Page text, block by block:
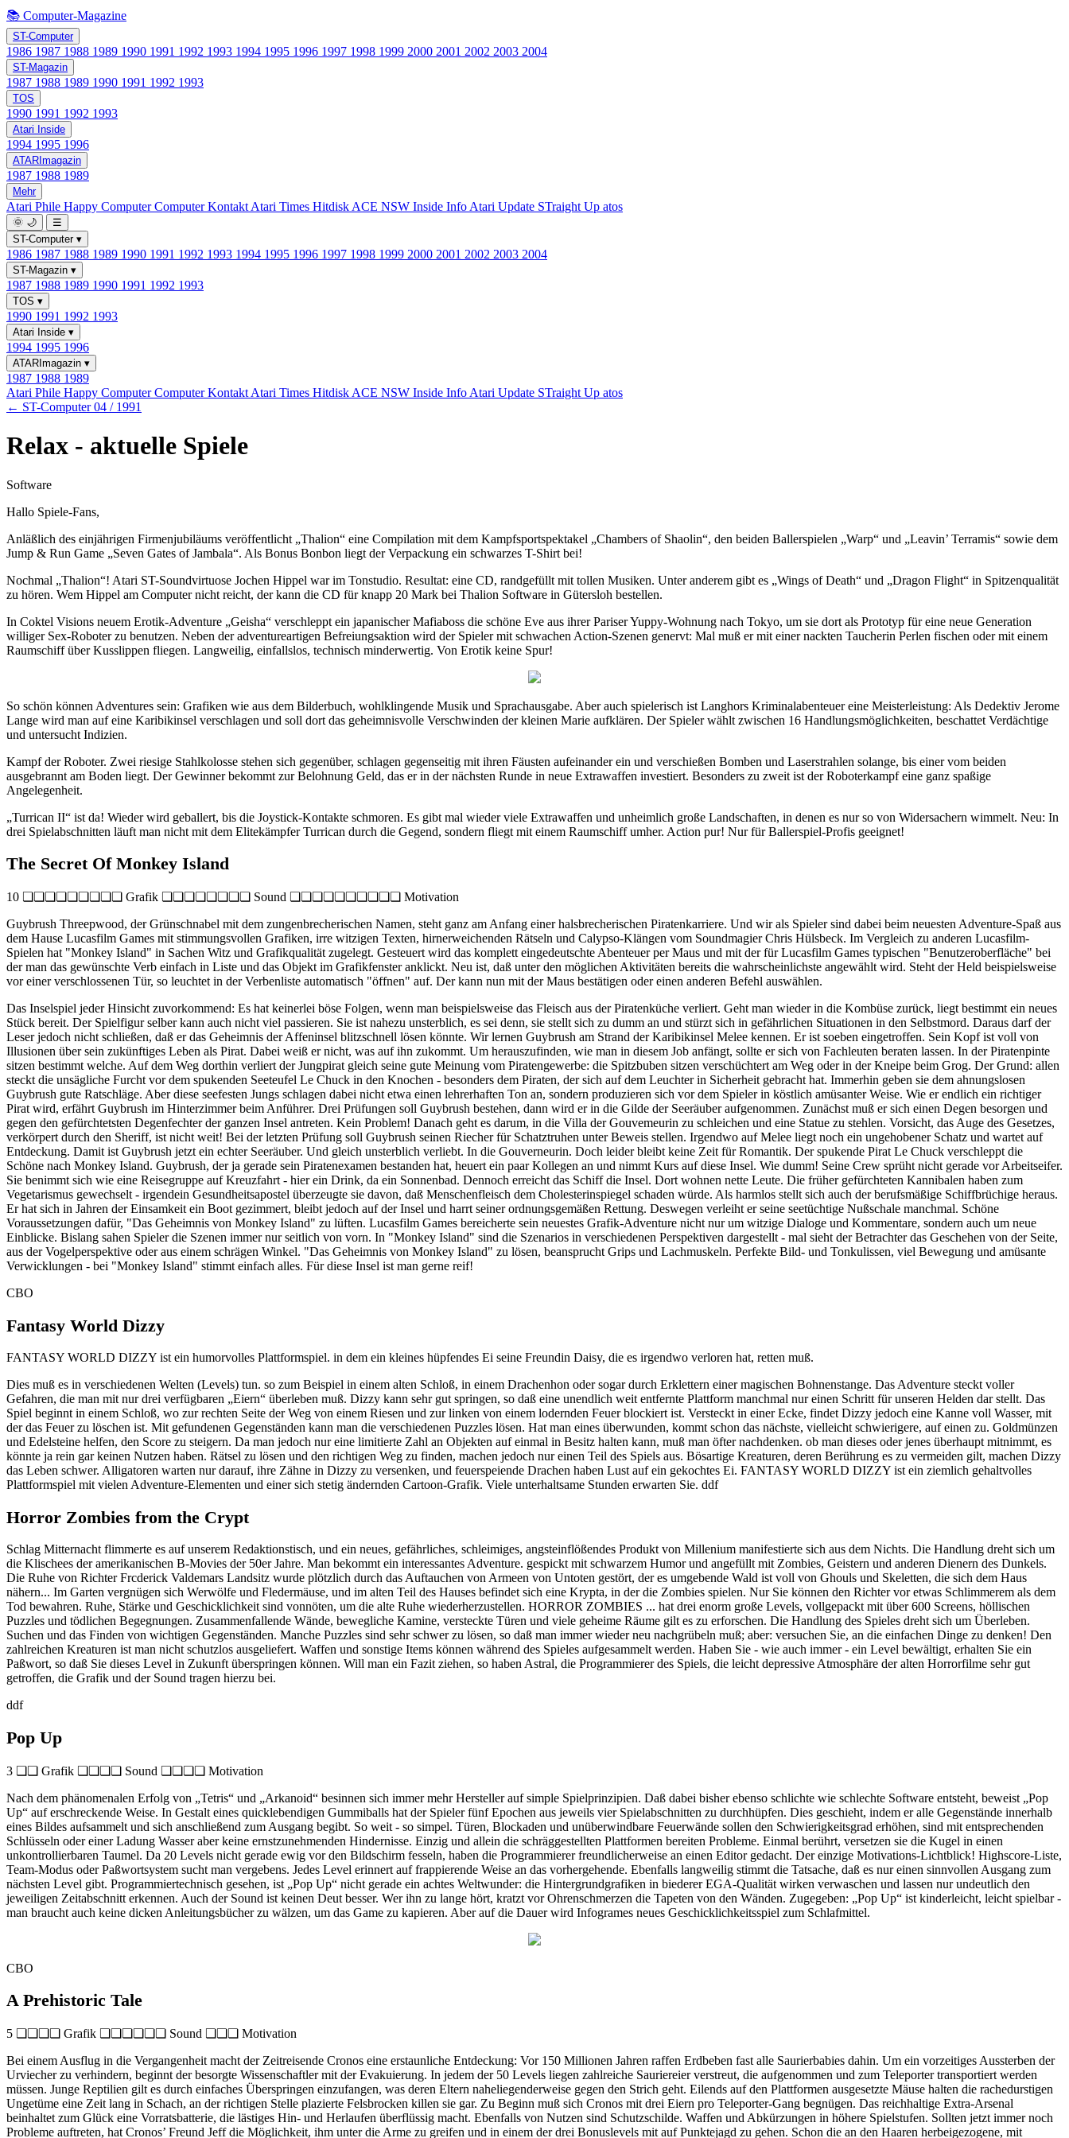
📚 Computer-Magazine
ST-Computer
1986 1987 1988 1989 1990 1991 1992 1993 1994 1995 1996 1997 1998 1999 2000 2001 2002 2003 2004
ST-Magazin
1987 1988 1989 1990 1991 1992 1993
TOS
1990 1991 1992 1993
Atari Inside
1994 1995 1996
ATARImagazin
1987 1988 1989
Mehr
Atari Phile Happy ComputerComputer Kontakt Atari Times Hitdisk ACE NSW Inside Info Atari Update STraight Up atos
🌞 🌙
☰
ST-Computer ▾
1986 1987 1988 1989 1990 1991 1992 1993 1994 1995 1996 1997 1998 1999 2000 2001 2002 2003 2004
ST-Magazin ▾
1987 1988 1989 1990 1991 1992 1993
TOS ▾
1990 1991 1992 1993
Atari Inside ▾
1994 1995 1996
ATARImagazin ▾
1987 1988 1989
Atari Phile Happy ComputerComputer Kontakt Atari Times Hitdisk ACE NSW Inside Info Atari Update STraight Up atos
← ST-Computer 04 / 1991
Relax - aktuelle Spiele
Software
Hallo Spiele-Fans,
Anläßlich des einjährigen Firmenjubiläums veröffentlicht „Thalion“ eine Compilation mit dem Kampfsportspektakel „Chambers of Shaolin“, den beiden Ballerspielen „Warp“ und „Leavin’ Terramis“ sowie dem
Jump & Run Game „Seven Gates of Jambala“. Als Bonus Bonbon liegt der Verpackung ein schwarzes T-Shirt bei!
Nochmal „Thalion“! Atari ST-Soundvirtuose Jochen Hippel war im Tonstudio. Resultat: eine CD, randgefüllt mit tollen Musiken. Unter anderem gibt es „Wings of Death“ und „Dragon Flight“ in Spitzenqualität
zu hören. Wem Hippel am Computer nicht reicht, der kann die CD für knapp 20 Mark bei Thalion Software in Gütersloh bestellen.
In Coktel Visions neuem Erotik-Adventure „Geisha“ verschleppt ein japanischer Mafiaboss die schöne Eve aus ihrer Pariser Yuppy-Wohnung nach Tokyo, um sie dort als Prototyp für eine neue Generation
williger Sex-Roboter zu benutzen. Neben der adventureartigen Befreiungsaktion wird der Spieler mit schwachen Action-Szenen genervt: Mal muß er mit einer nackten Taucherin Perlen fischen oder mit einem
Raumschiff über Kusslippen fliegen. Langweilig, einfallslos, technisch minderwertig. Von Erotik keine Spur!
So schön können Adventures sein: Grafiken wie aus dem Bilderbuch, wohlklingende Musik und Sprachausgabe. Aber auch spielerisch ist Langhors Kriminalabenteuer eine Meisterleistung: Als Dedektiv Jerome
Lange wird man auf eine Karibikinsel verschlagen und soll dort das geheimnisvolle Verschwinden der kleinen Marie aufklären. Der Spieler wählt zwischen 16 Handlungsmöglichkeiten, beschattet Verdächtige
und untersucht Indizien.
Kampf der Roboter. Zwei riesige Stahlkolosse stehen sich gegenüber, schlagen gegenseitig mit ihren Fäusten aufeinander ein und verschießen Bomben und Laserstrahlen solange, bis einer vom beiden
ausgebrannt am Boden liegt. Der Gewinner bekommt zur Belohnung Geld, das er in der nächsten Runde in neue Extrawaffen investiert. Besonders zu zweit ist der Roboterkampf eine ganz spaßige
Angelegenheit.
„Turrican II“ ist da! Wieder wird geballert, bis die Joystick-Kontakte schmoren. Es gibt mal wieder viele Extrawaffen und unheimlich große Landschaften, in denen es nur so von Widersachern wimmelt. Neu: In
drei Spielabschnitten läuft man nicht mit dem Elitekämpfer Turrican durch die Gegend, sondern fliegt mit einem Raumschiff umher. Action pur! Nur für Ballerspiel-Profis geeignet!
The Secret Of Monkey Island
10 ❏❏❏❏❏❏❏❏❏ Grafik ❏❏❏❏❏❏❏❏ Sound ❏❏❏❏❏❏❏❏❏❏ Motivation
Guybrush Threepwood, der Grünschnabel mit dem zungenbrecherischen Namen, steht ganz am Anfang einer halsbrecherischen Piratenkarriere. Und wir als Spieler sind dabei beim neuesten Adventure-Spaß aus
dem Hause Lucasfilm Games mit stimmungsvollen Grafiken, irre witzigen Texten, hirnerweichenden Rätseln und Calypso-Klängen vom Soundmagier Chris Hülsbeck. Im Vergleich zu anderen Lucasfilm-
Spielen hat "Monkey Island" in Sachen Witz und Grafikqualität zugelegt. Gesteuert wird das komplett eingedeutschte Abenteuer per Maus und mit der für Lucasfilm Games typischen "Benutzeroberfläche" bei
der man das gewünschte Verb einfach in Liste und das Objekt im Grafikfenster anklickt. Neu ist, daß unter den möglichen Aktivitäten bereits die wahrscheinlichste angewählt wird. Steht der Held beispielsweise
vor einer verschlossenen Tür, so leuchtet in der Verbenliste automatisch "öffnen" auf. Der kann nun mit der Maus bestätigen oder einen anderen Befehl auswählen.
Das Inselspiel jeder Hinsicht zuvorkommend: Es hat keinerlei böse Folgen, wenn man beispielsweise das Fleisch aus der Piratenküche verliert. Geht man wieder in die Kombüse zurück, liegt bestimmt ein neues
Stück bereit. Der Spielfigur selber kann auch nicht viel passieren. Sie ist nahezu unsterblich, es sei denn, sie stellt sich zu dumm an und stürzt sich in gefährlichen Situationen in den Selbstmord. Daraus darf der
Leser jedoch nicht schließen, daß er das Geheimnis der Affeninsel blitzschnell lösen könnte. Wir lernen Guybrush am Strand der Karibikinsel Melee kennen. Er ist soeben eingetroffen. Sein Kopf ist voll von
Illusionen über sein zukünftiges Leben als Pirat. Dabei weiß er nicht, was auf ihn zukommt. Um herauszufinden, wie man in diesem Job anfängt, sollte er sich von Fachleuten beraten lassen. In der Piratenpinte
sitzen bestimmt welche. Auf dem Weg dorthin verliert der Jungpirat gleich seine gute Meinung vom Piratengewerbe: die Spitzbuben sitzen verschüchtert am Weg oder in der Kneipe beim Grog. Der Grund: allen
steckt die unsägliche Furcht vor dem spukenden Seeteufel Le Chuck in den Knochen - besonders dem Piraten, der sich auf dem Leuchter in Sicherheit gebracht hat. Immerhin geben sie dem ahnungslosen
Guybrush gute Ratschläge. Aber diese seefesten Jungs schlagen dabei nicht etwa einen lehrerhaften Ton an, sondern produzieren sich vor dem Spieler in köstlich amüsanter Weise. Wie er endlich ein richtiger
Pirat wird, erfährt Guybrush im Hinterzimmer beim Anführer. Drei Prüfungen soll Guybrush bestehen, dann wird er in die Gilde der Seeräuber aufgenommen. Zunächst muß er sich einen Degen besorgen und
gegen den gefürchtetsten Degenfechter der ganzen Insel antreten. Kein Problem! Danach geht es darum, in die Villa der Gouvemeurin zu schleichen und eine Statue zu stehlen. Vorsicht, das Auge des Gesetzes,
verkörpert durch den Sheriff, ist nicht weit! Bei der letzten Prüfung soll Guybrush seinen Riecher für Schatztruhen unter Beweis stellen. Irgendwo auf Melee liegt noch ein ungehobener Schatz und wartet auf
Entdeckung. Damit ist Guybrush jetzt ein echter Seeräuber. Und gleich unsterblich verliebt. In die Gouverneurin. Doch leider bleibt keine Zeit für Romantik. Der spukende Pirat Le Chuck verschleppt die
Schöne nach Monkey Island. Guybrush, der ja gerade sein Piratenexamen bestanden hat, heuert ein paar Kollegen an und nimmt Kurs auf diese Insel. Wie dumm! Seine Crew sprüht nicht gerade vor Arbeitseifer.
Sie benimmt sich wie eine Reisegruppe auf Kreuzfahrt - hier ein Drink, da ein Sonnenbad. Dennoch erreicht das Schiff die Insel. Dort wohnen nette Leute. Die früher gefürchteten Kannibalen haben zum
Vegetarismus gewechselt - irgendein Gesundheitsapostel überzeugte sie davon, daß Menschenfleisch dem Cholesterinspiegel schaden würde. Als harmlos stellt sich auch der berufsmäßige Schiffbrüchige heraus.
Er hat sich in Jahren der Einsamkeit ein Boot gezimmert, bleibt jedoch auf der Insel und harrt seiner ordnungsgemäßen Rettung. Deswegen verleiht er seine seetüchtige Nußschale manchmal. Schöne
Voraussetzungen dafür, "Das Geheimnis von Monkey Island" zu lüften. Lucasfilm Games bereicherte sein neuestes Grafik-Adventure nicht nur um witzige Dialoge und Kommentare, sondern auch um neue
Einblicke. Bislang sahen Spieler die Szenen immer nur seitlich von vorn. In "Monkey Island" sind die Szenarios in verschiedenen Perspektiven dargestellt - mal sieht der Betrachter das Geschehen von der Seite,
aus der Vogelperspektive oder aus einem schrägen Winkel. "Das Geheimnis von Monkey Island" zu lösen, beansprucht Grips und Lachmuskeln. Perfekte Bild- und Tonkulissen, viel Bewegung und amüsante
Verwicklungen - bei "Monkey Island" stimmt einfach alles. Für diese Insel ist man gerne reif!
CBO
Fantasy World Dizzy
FANTASY WORLD DIZZY ist ein humorvolles Plattformspiel. in dem ein kleines hüpfendes Ei seine Freundin Daisy, die es irgendwo verloren hat, retten muß.
Dies muß es in verschiedenen Welten (Levels) tun. so zum Beispiel in einem alten Schloß, in einem Drachenhon oder sogar durch Erklettern einer magischen Bohnenstange. Das Adventure steckt voller
Gefahren, die man mit nur drei verfügbaren „Eiern“ überleben muß. Dizzy kann sehr gut springen, so daß eine unendlich weit entfernte Plattform manchmal nur einen Schritt für unseren Helden dar stellt. Das
Spiel beginnt in einem Schloß, wo zur rechten Seite der Weg von einem Riesen und zur linken von einem lodernden Feuer blockiert ist. Versteckt in einer Ecke, findet Dizzy jedoch eine Kanne voll Wasser, mit
der das Feuer zu löschen ist. Mit gefundenen Gegenständen kann man die verschiedenen Puzzles lösen. Hat man eines überwunden, kommt schon das nächste, vielleicht schwierigere, auf einen zu. Goldmünzen
und Edelsteine helfen, den Score zu steigern. Da man jedoch nur eine limitierte Zahl an Objekten auf einmal in Besitz halten kann, muß man öfter nachdenken. ob man dieses oder jenes überhaupt mitnimmt, es
könnte ja rein gar keinen Nutzen haben. Rätsel zu lösen und den richtigen Weg zu finden, machen jedoch nur einen Teil des Spiels aus. Bösartige Kreaturen, deren Berührung es zu vermeiden gilt, machen Dizzy
das Leben schwer. Alligatoren warten nur darauf, ihre Zähne in Dizzy zu versenken, und feuerspeiende Drachen haben Lust auf ein gekochtes Ei. FANTASY WORLD DIZZY ist ein ziemlich gehaltvolles
Plattformspiel mit vielen Adventure-Elementen und einer sich stetig ändernden Cartoon-Grafik. Viele unterhaltsame Stunden erwarten Sie. ddf
Horror Zombies from the Crypt
Schlag Mitternacht flimmerte es auf unserem Redaktionstisch, und ein neues, gefährliches, schleimiges, angsteinflößendes Produkt von Millenium manifestierte sich aus dem Nichts. Die Handlung dreht sich um
die Klischees der amerikanischen B-Movies der 50er Jahre. Man bekommt ein interessantes Adventure. gespickt mit schwarzem Humor und angefüllt mit Zombies, Geistern und anderen Dienern des Dunkels.
Die Ruhe von Richter Frcderick Valdemars Landsitz wurde plötzlich durch das Auftauchen von Armeen von Untoten gestört, der es umgebende Wald ist voll von Ghouls und Skeletten, die sich dem Haus
nähern... Im Garten vergnügen sich Werwölfe und Fledermäuse, und im alten Teil des Hauses befindet sich eine Krypta, in der die Zombies spielen. Nur Sie können den Richter vor etwas Schlimmerem als dem
Tod bewahren. Ruhe, Stärke und Geschicklichkeit sind vonnöten, um die alte Ruhe wiederherzustellen. HORROR ZOMBIES ... hat drei enorm große Levels, vollgepackt mit über 600 Screens, höllischen
Puzzles und tödlichen Begegnungen. Zusammenfallende Wände, bewegliche Kamine, versteckte Türen und viele geheime Räume gilt es zu erforschen. Die Handlung des Spieles dreht sich um Überleben.
Suchen und das Finden von wichtigen Gegenständen. Manche Puzzles sind sehr schwer zu lösen, so daß man immer wieder neu nachgrübeln muß; aber: versuchen Sie, an die einfachen Dinge zu denken! Den
zahlreichen Kreaturen ist man nicht schutzlos ausgeliefert. Waffen und sonstige Items können während des Spieles aufgesammelt werden. Haben Sie - wie auch immer - ein Level bewältigt, erhalten Sie ein
Paßwort, so daß Sie dieses Level in Zukunft überspringen können. Will man ein Fazit ziehen, so haben Astral, die Programmierer des Spiels, die leicht depressive Atmosphäre der alten Horrorfilme sehr gut
getroffen, die Grafik und der Sound tragen hierzu bei.
ddf
Pop Up
3 ❏❏ Grafik ❏❏❏❏ Sound ❏❏❏❏ Motivation
Nach dem phänomenalen Erfolg von „Tetris“ und „Arkanoid“ besinnen sich immer mehr Hersteller auf simple Spielprinzipien. Daß dabei bisher ebenso schlichte wie schlechte Software entsteht, beweist „Pop
Up“ auf erschreckende Weise. In Gestalt eines quicklebendigen Gummiballs hat der Spieler fünf Epochen aus jeweils vier Spielabschnitten zu durchhüpfen. Dies geschieht, indem er alle Gegenstände innerhalb
eines Bildes aufsammelt und sich anschließend zum Ausgang begibt. So weit - so simpel. Türen, Blockaden und unüberwindbare Feuerwände sollen den Schwierigkeitsgrad erhöhen, sind mit entsprechenden
Schlüsseln oder einer Ladung Wasser aber keine ernstzunehmenden Hindernisse. Einzig und allein die schräggestellten Plattformen bereiten Probleme. Einmal berührt, versetzen sie die Kugel in einen
unkontrollierbaren Taumel. Da 20 Levels nicht gerade ewig vor den Bildschirm fesseln, haben die Programmierer freundlicherweise an einen Editor gedacht. Der einzige Motivations-Lichtblick! Highscore-Liste,
Team-Modus oder Paßwortsystem sucht man vergebens. Jedes Level erinnert auf frappierende Weise an das vorhergehende. Ebenfalls langweilig stimmt die Tatsache, daß es nur einen sinnvollen Ausgang zum
nächsten Level gibt. Programmiertechnisch gesehen, ist „Pop Up“ nicht gerade ein achtes Weltwunder: die Hintergrundgrafiken in biederer EGA-Qualität wirken verwaschen und lassen nur undeutlich den
jeweiligen Zeitabschnitt erkennen. Auch der Sound ist keinen Deut besser. Wer ihn zu lange hört, kratzt vor Ohrenschmerzen die Tapeten von den Wänden. Zugegeben: „Pop Up“ ist kinderleicht, leicht spielbar -
man braucht auch keine dicken Anleitungsbücher zu wälzen, um das Game zu kapieren. Aber auf die Dauer wird Infogrames neues Geschicklichkeitsspiel zum Schlafmittel.
CBO
A Prehistoric Tale
5 ❏❏❏❏ Grafik ❏❏❏❏❏❏ Sound ❏❏❏ Motivation
Bei einem Ausflug in die Vergangenheit macht der Zeitreisende Cronos eine erstaunliche Entdeckung: Vor 150 Millionen Jahren raffen Erdbeben fast alle Saurierbabies dahin. Um ein vorzeitiges Aussterben der
Urviecher zu verhindern, beginnt der besorgte Wissenschaftler mit der Evakuierung. In jedem der 50 Levels liegen zahlreiche Sauriereier verstreut, die aufgenommen und zum Teleporter transportiert werden
müssen. Junge Reptilien gilt es durch einfaches Überspringen einzufangen, was deren Eltern naheliegenderweise gegen den Strich geht. Eilends auf den Plattformen ausgesetzte Mäuse halten die rachedurstigen
Ungetüme eine Zeit lang in Schach, an der richtigen Stelle plazierte Felsbrocken killen sie gar. Zu Beginn muß sich Cronos mit drei Eiern pro Teleporter-Gang begnügen. Das reichhaltige Extra-Arsenal
beinhaltet zum Glück eine Vorratsbatterie, die lästiges Hin- und Herlaufen überflüssig macht. Ebenfalls von Nutzen sind Schutzschilde. Waffen und Abkürzungen in höhere Spielstufen. Sollten jetzt immer noch
Probleme auftreten, hat Cronos’ Freund Jeff die Möglichkeit, ihm unter die Arme zu greifen und in einem der drei Bonuslevels mit auf Punktejagd zu gehen. Schon die an den Haaren herbeigezogene, mit